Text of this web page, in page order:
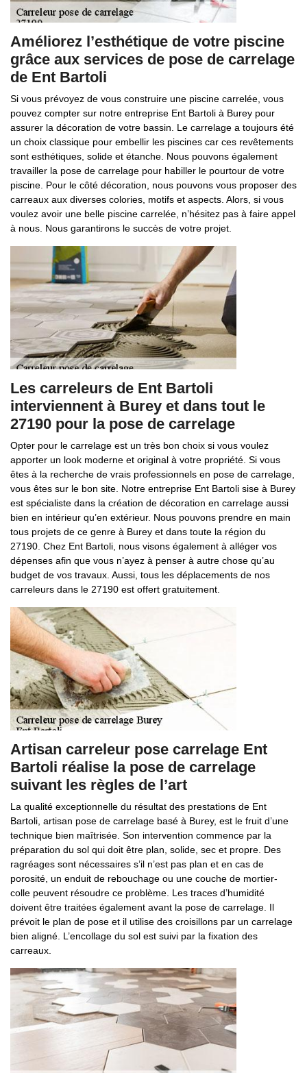
Améliorez l’esthétique de votre piscine
grâce aux services de pose de carrelage
de Ent Bartoli
Si vous prévoyez de vous construire une piscine carrelée, vous
pouvez compter sur notre entreprise Ent Bartoli à Burey pour
assurer la décoration de votre bassin. Le carrelage a toujours été
un choix classique pour embellir les piscines car ces revêtements
sont esthétiques, solide et étanche. Nous pouvons également
travailler la pose de carrelage pour habiller le pourtour de votre
piscine. Pour le côté décoration, nous pouvons vous proposer des
carreaux aux diverses colories, motifs et aspects. Alors, si vous
voulez avoir une belle piscine carrelée, n’hésitez pas à faire appel
à nous. Nous garantirons le succès de votre projet.
Les carreleurs de Ent Bartoli
interviennent à Burey et dans tout le
27190 pour la pose de carrelage
Opter pour le carrelage est un très bon choix si vous voulez
apporter un look moderne et original à votre propriété. Si vous
êtes à la recherche de vrais professionnels en pose de carrelage,
vous êtes sur le bon site. Notre entreprise Ent Bartoli sise à Burey
est spécialiste dans la création de décoration en carrelage aussi
bien en intérieur qu’en extérieur. Nous pouvons prendre en main
tous projets de ce genre à Burey et dans toute la région du
27190. Chez Ent Bartoli, nous visons également à alléger vos
dépenses afin que vous n’ayez à penser à autre chose qu’au
budget de vos travaux. Aussi, tous les déplacements de nos
carreleurs dans le 27190 est offert gratuitement.
Artisan carreleur pose carrelage Ent
Bartoli réalise la pose de carrelage
suivant les règles de l’art
La qualité exceptionnelle du résultat des prestations de Ent
Bartoli, artisan pose de carrelage basé à Burey, est le fruit d’une
technique bien maîtrisée. Son intervention commence par la
préparation du sol qui doit être plan, solide, sec et propre. Des
ragréages sont nécessaires s’il n’est pas plan et en cas de
porosité, un enduit de rebouchage ou une couche de mortier-
colle peuvent résoudre ce problème. Les traces d’humidité
doivent être traitées également avant la pose de carrelage. Il
prévoit le plan de pose et il utilise des croisillons par un carrelage
bien aligné. L’encollage du sol est suivi par la fixation des
carreaux.